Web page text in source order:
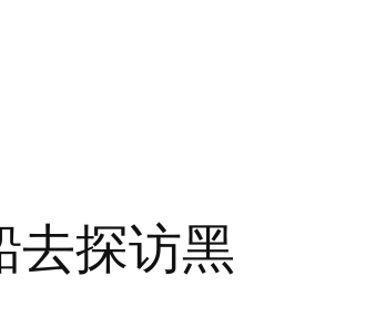
去探访黑